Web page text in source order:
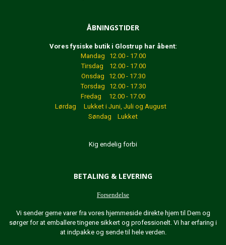
ÅBNINGSTIDER
Vores fysiske butik i Glostrup har åbent:
Mandag 12.00 - 17.00
Tirsdag 12.00 - 17.00
Onsdag 12.00 - 17.30
Torsdag 12.00 - 17.30
Fredag 12.00 - 17.00
Lørdag Lukket i Juni, Juli og August
Søndag Lukket
Kig endelig forbi
BETALING & LEVERING
Forsendelse
Vi sender gerne varer fra vores hjemmeside direkte hjem til Dem og
sørger for at emballere tingene sikkert og professionelt. Vi har erfaring i
at indpakke og sende til hele verden.